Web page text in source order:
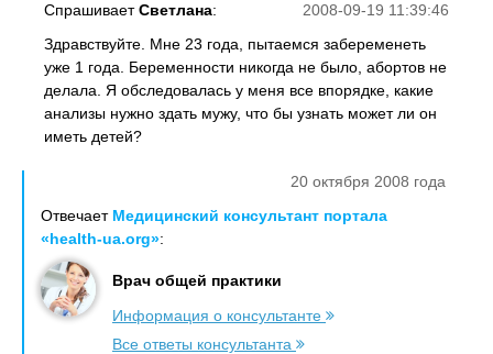
2008-09-19 11:39:46
СпрашиваетСветлана:
Здравствуйте. Мне 23 года, пытаемся забеременеть
уже 1 года. Беременности никогда не было, абортов не
делала. Я обследовалась у меня все впорядке, какие
анализы нужно здать мужу, что бы узнать может ли он
иметь детей?
20 октября 2008 года
Отвечает Медицинский консультант портала
«health-ua.org»:
Врач общей практики
Информация о консультанте
Все ответы консультанта